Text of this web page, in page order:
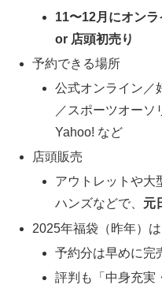
11〜12月にオン
or 店頭初売り
予約できる場所
公式オンライン／
／スポーツオーソ
Yahoo! など
店頭販売
アウトレットや大
ハンズなどで、 元
2025年福袋（昨年）は
予約分は早めに完
評判も「中身充実